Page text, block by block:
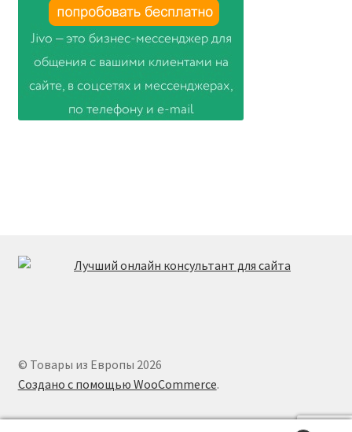
© Товары из Европы 2026
Создано с помощью WooCommerce.